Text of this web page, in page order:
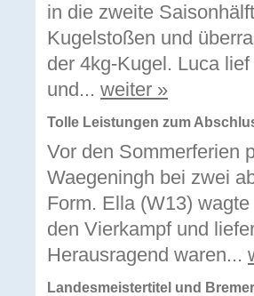
in die zweite
Kugelstoßen und
der 4kg-Kugel. Luca
und... weiter »
Tolle Leistungen zum
Vor den Sommerferien
Waegeningh bei zwei
Form. Ella (W13)
den Vierkampf und
Herausragend waren...
Landesmeistertitel und